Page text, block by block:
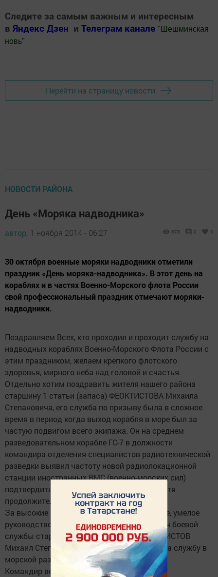
Следите за самым важным и интересным
в Яндекс Дзен и Телеграм канале " Шешминская
новь"
Перейти на страницу новости
НОВОСТИ РАЙОНА
День «Моряка надводника»
автор, 1 ноября 2014 - 06:27 878 0 0
30 октября военные моряки надводники отметили
праздник «День моряка-надводника». В этот день на
кораблях и в частях Военно-Морского флота России
свой профессиональный праздник отмечают моряки-
надводники.
Поздравляем Всех, кто проходил и проходит службу на
надводных кораблях Военно-Морского Флота России с
этим праздником, желаем крепкого флотского
здоровья, мирного неба над головой и счастья.
Отдельно хотим поздравить жителя нашего района
старшину 1 статьи (запаса) ФЕОКТИСТОВА Михаила
Степановича, его служба по призыву была в сложное
время в период когда выход корабля в море был за
частую подвигом всего экипажа. Он на среднем
разведовательном корабле ГС-7 в должности
командира отделения специалистов радиотехнической
разведки выявил частоту новой радиолокационной
станции иностранных ВМС (военно-морских сил)
подтвердить данный факт получилось спустя
продолжительное время.
За высокие показатели в боевой подготовке, умелое
руководство отделением при решении задач боевой
службы старшина 1 статьи (запаса) ФЕОКТИСТОВ
Михаил Степанович награжден медалью «За службу в
морской разведки Тихоокеанского флота»
Командир войсковой части 53170